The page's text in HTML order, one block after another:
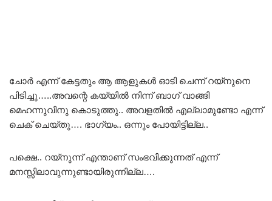
ചോർ എന്ന് കേട്ടതും ആ ആളുകൾ ഓടി ചെന്ന് റയ്നുനെ
പിടിച്ചു…..അവന്റെ കയ്യിൽ നിന്ന് ബാഗ് വാങ്ങി
മെഹന്നുവിനു കൊടുത്തു.. അവളതിൽ എല്ലാമുണ്ടോ എന്ന്
ചെക് ചെയ്തു…. ഭാഗ്യം.. ഒന്നും പോയിട്ടില്ല..
പക്ഷെ.. റയ്നുന്ന് എന്താണ് സംഭവിക്കുന്നത് എന്ന്
മനസ്സിലാവുന്നുണ്ടായിരുന്നില്ല….